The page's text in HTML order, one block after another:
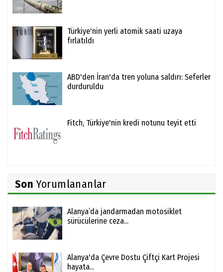
Türkiye'nin yerli atomik saati uzaya
fırlatıldı
ABD'den İran'da tren yoluna saldırı: Seferler
durduruldu
Fitch, Türkiye'nin kredi notunu teyit etti
Son Yorumlananlar
Alanya’da jandarmadan motosiklet
sürücülerine ceza...
Alanya'da Çevre Dostu Çiftçi Kart Projesi
hayata...